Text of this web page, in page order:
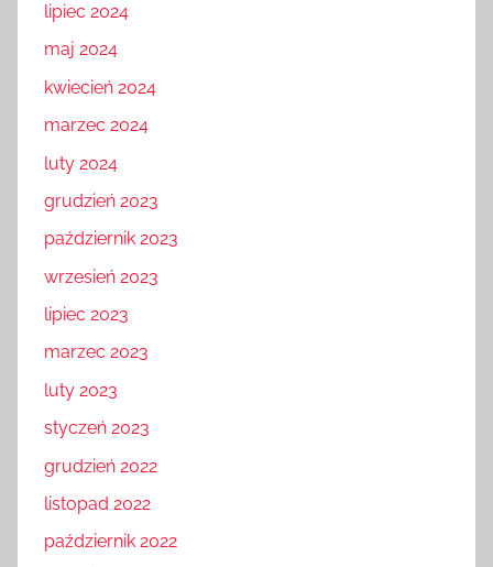
lipiec 2024
maj 2024
kwiecień 2024
marzec 2024
luty 2024
grudzień 2023
październik 2023
wrzesień 2023
lipiec 2023
marzec 2023
luty 2023
styczeń 2023
grudzień 2022
listopad 2022
październik 2022